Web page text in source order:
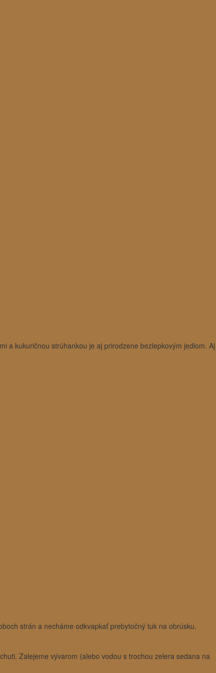
a kukuričnou strúhankou je aj prirodzene bezlepkovým jedlom. Aj
strán a necháme odkvapkať prebytočný tuk na obrúsku.
Zalejeme vývarom (alebo vodou s trochou zelera sedana na